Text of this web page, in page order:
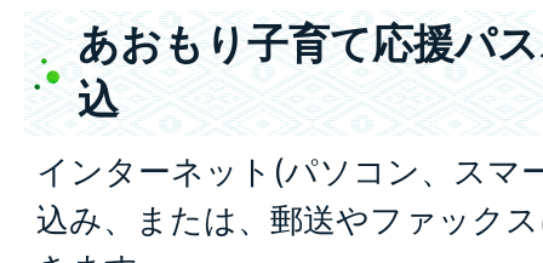
あおもり子育て応援パ
込
インターネット(パソコン、スマ
込み、または、郵送やファック